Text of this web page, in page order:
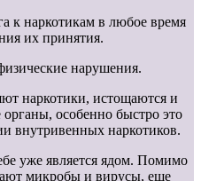
к наркотикам в любое время
их принятия.
нарушения.
наркотики, истощаются и
особенно быстро это
внутривенных наркотиков.
уже является ядом. Помимо
микробы и вирусы, еще